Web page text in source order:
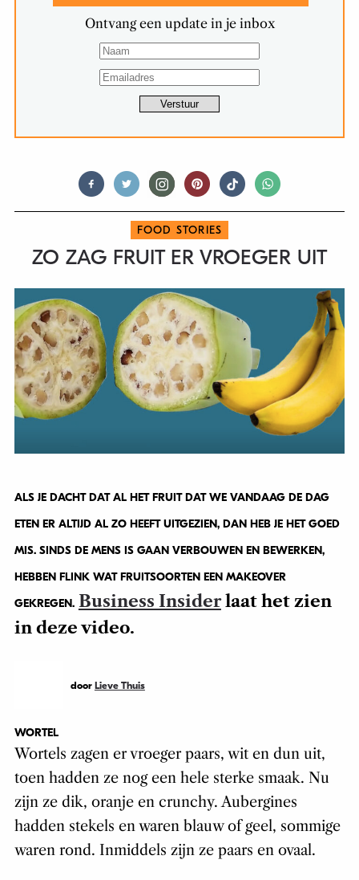
Ontvang een update in je inbox
FOOD STORIES
ZO ZAG FRUIT ER VROEGER UIT
ALS JE DACHT DAT AL HET FRUIT DAT WE VANDAAG DE DAG
ETEN ER ALTIJD AL ZO HEEFT UITGEZIEN, DAN HEB JE HET GOED
MIS. SINDS DE MENS IS GAAN VERBOUWEN EN BEWERKEN,
HEBBEN FLINK WAT FRUITSOORTEN EEN MAKEOVER
GEKREGEN. Business Insiderlaat het zien
in deze video.
door Lieve Thuis
WORTEL
Wortels zagen er vroeger paars, wit en dun uit,
toen hadden ze nog een hele sterke smaak. Nu
zijn ze dik, oranje en crunchy. Aubergines
hadden stekels en waren blauw of geel, sommige
waren rond. Inmiddels zijn ze paars en ovaal.